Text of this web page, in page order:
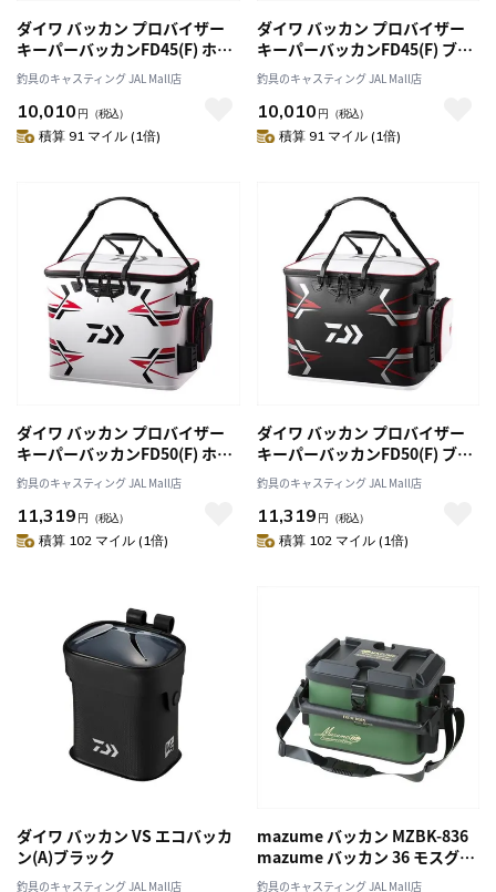
ダイワ バッカン プロバイザー
キーパーバッカンFD45(F) ホワ
イト
釣具のキャスティング JAL Mall店
10,010 円 （税込）
積算 91 マイル (1倍)
ダイワ バッカン プロバイザー
キーパーバッカンFD45(F) ブラ
ック
釣具のキャスティング JAL Mall店
10,010 円 （税込）
積算 91 マイル (1倍)
ダイワ バッカン プロバイザー
キーパーバッカンFD50(F) ホワ
イト
釣具のキャスティング JAL Mall店
11,319 円 （税込）
積算 102 マイル (1倍)
ダイワ バッカン プロバイザー
キーパーバッカンFD50(F) ブラ
ック
釣具のキャスティング JAL Mall店
11,319 円 （税込）
積算 102 マイル (1倍)
ダイワ バッカン VS エコバッカ
ン(A)ブラック
釣具のキャスティング JAL Mall店
mazume バッカン MZBK-836
mazume バッカン 36 モスグリ
ーン
釣具のキャスティング JAL Mall店